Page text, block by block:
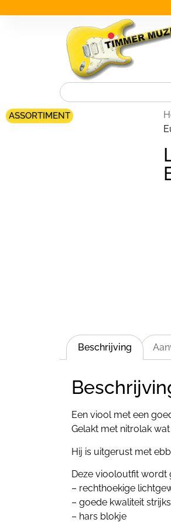
ASSORTIMENT
Beschrijving
Een viool met een
Gelakt met nitrolak
Hij is uitgerust met
Deze viooloutfit wordt
– rechthoekige
– goede kwaliteit
– hars blokje